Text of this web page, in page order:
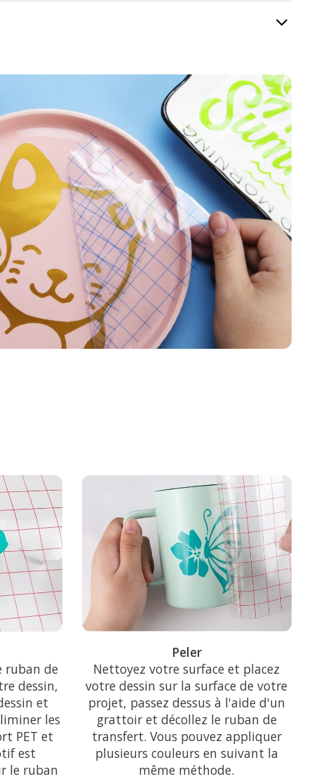
ruban de
dessin,
et
les
PET et
est
le ruban
Peler
Nettoyez votre surface et placez
votre dessin sur la surface de votre
projet, passez dessus à l'aide d'un
grattoir et décollez le ruban de
transfert. Vous pouvez appliquer
plusieurs couleurs en suivant la
même méthode.